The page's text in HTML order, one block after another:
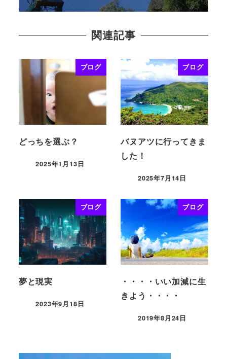
関連記事
ブログ
どっちを選ぶ？
2025年1月13日
ブログ
バヌアツに行ってきま
した！
2025年7月14日
ブログ
夢と現実
2023年9月18日
ブログ
・・・・いい加減に生
きよう・・・・
2019年8月24日